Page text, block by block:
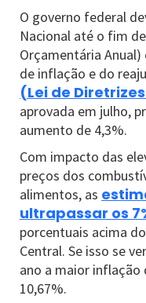
O governo federal
Nacional até o fim
Orçamentária
de inflação e do
(Lei de
aprovada em julho,
aumento de 4,3%.
Com impacto das
preços dos
alimentos, as
ultrapassar os
porcentuais acima
Central. Se isso se
ano a maior inflação
10,67%.